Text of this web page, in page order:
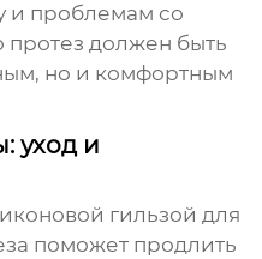
и проблемам со
протез должен быть
но и комфортным
уход и
гильзой для
поможет продлить